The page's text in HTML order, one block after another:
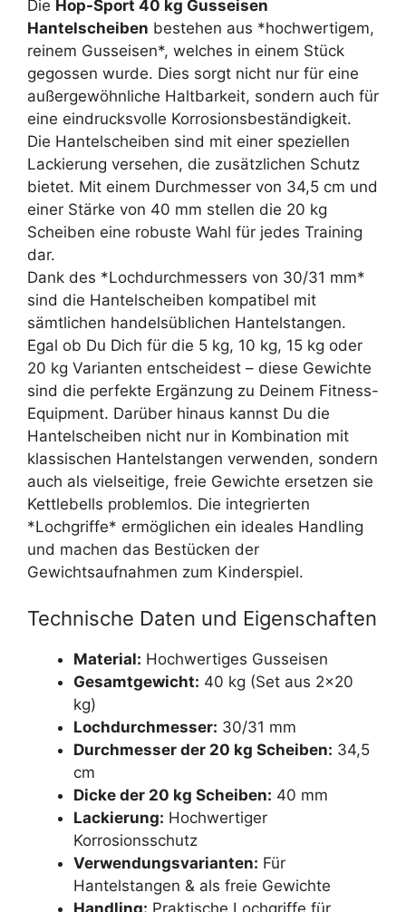
Die Hop-Sport 40 kg Gusseisen
Hantelscheiben bestehen aus *hochwertigem,
reinem Gusseisen*, welches in einem Stück
gegossen wurde. Dies sorgt nicht nur für eine
außergewöhnliche Haltbarkeit, sondern auch für
eine eindrucksvolle Korrosionsbeständigkeit.
Die Hantelscheiben sind mit einer speziellen
Lackierung versehen, die zusätzlichen Schutz
bietet. Mit einem Durchmesser von 34,5 cm und
einer Stärke von 40 mm stellen die 20 kg
Scheiben eine robuste Wahl für jedes Training
dar.
Dank des *Lochdurchmessers von 30/31 mm*
sind die Hantelscheiben kompatibel mit
sämtlichen handelsüblichen Hantelstangen.
Egal ob Du Dich für die 5 kg, 10 kg, 15 kg oder
20 kg Varianten entscheidest – diese Gewichte
sind die perfekte Ergänzung zu Deinem Fitness-
Equipment. Darüber hinaus kannst Du die
Hantelscheiben nicht nur in Kombination mit
klassischen Hantelstangen verwenden, sondern
auch als vielseitige, freie Gewichte ersetzen sie
Kettlebells problemlos. Die integrierten
*Lochgriffe* ermöglichen ein ideales Handling
und machen das Bestücken der
Gewichtsaufnahmen zum Kinderspiel.
Technische Daten und Eigenschaften
Material: Hochwertiges Gusseisen
Gesamtgewicht: 40 kg (Set aus 2×20
kg)
Lochdurchmesser: 30/31 mm
Durchmesser der 20 kg Scheiben: 34,5
cm
Dicke der 20 kg Scheiben: 40 mm
Lackierung: Hochwertiger
Korrosionsschutz
Verwendungsvarianten: Für
Hantelstangen & als freie Gewichte
Handling: Praktische Lochgriffe für